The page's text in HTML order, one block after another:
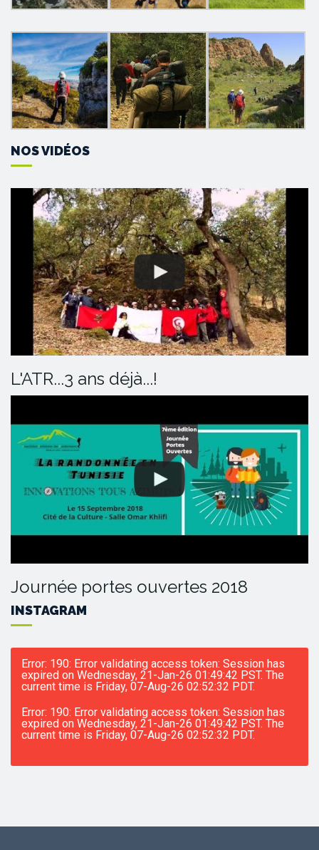
NOS VIDÉOS
L'ATR...3 ans déjà...!
Journée portes ouvertes 2018
INSTAGRAM
Error: 190: Error validating access token: Session has
expired on Wednesday, 21-Jan-26 01:49:42 PST. The
current time is Friday, 07-Aug-26 02:52:32 PDT.
Error: 190: Error validating access token: Session has
expired on Wednesday, 21-Jan-26 01:49:42 PST. The
current time is Friday, 07-Aug-26 02:52:32 PDT.